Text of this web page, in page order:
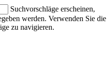
Suchvorschläge erscheinen,
werden. Verwenden Sie die
zu navigieren.